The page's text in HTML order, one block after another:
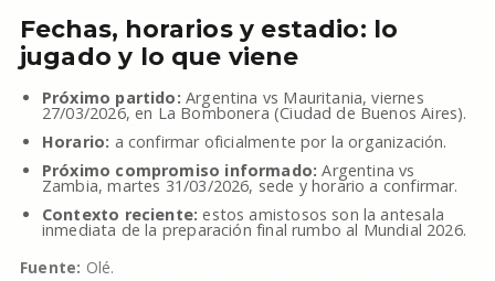
Fechas, horarios y estadio: lo
jugado y lo que viene
Próximo partido: Argentina vs Mauritania, viernes
27/03/2026, en La Bombonera (Ciudad de Buenos Aires).
Horario: a confirmar oficialmente por la organización.
Próximo compromiso informado: Argentina vs
Zambia, martes 31/03/2026, sede y horario a confirmar.
Contexto reciente: estos amistosos son la antesala
inmediata de la preparación final rumbo al Mundial 2026.
Fuente: Olé.